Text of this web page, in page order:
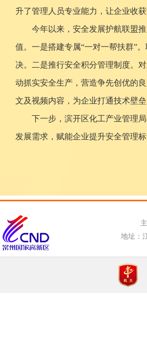
升了管理人员专业能力，让企业收获
今年以来，安全发展护航联盟
值。一是搭建专属“一对一帮扶群”
决。二是推行安全积分管理制度。
动抓实安全生产，营造争先创优的
文及视频内容，为企业打通技术壁
下一步，滨开区化工产业管理
发展需求，赋能企业提升安全管理
地址：